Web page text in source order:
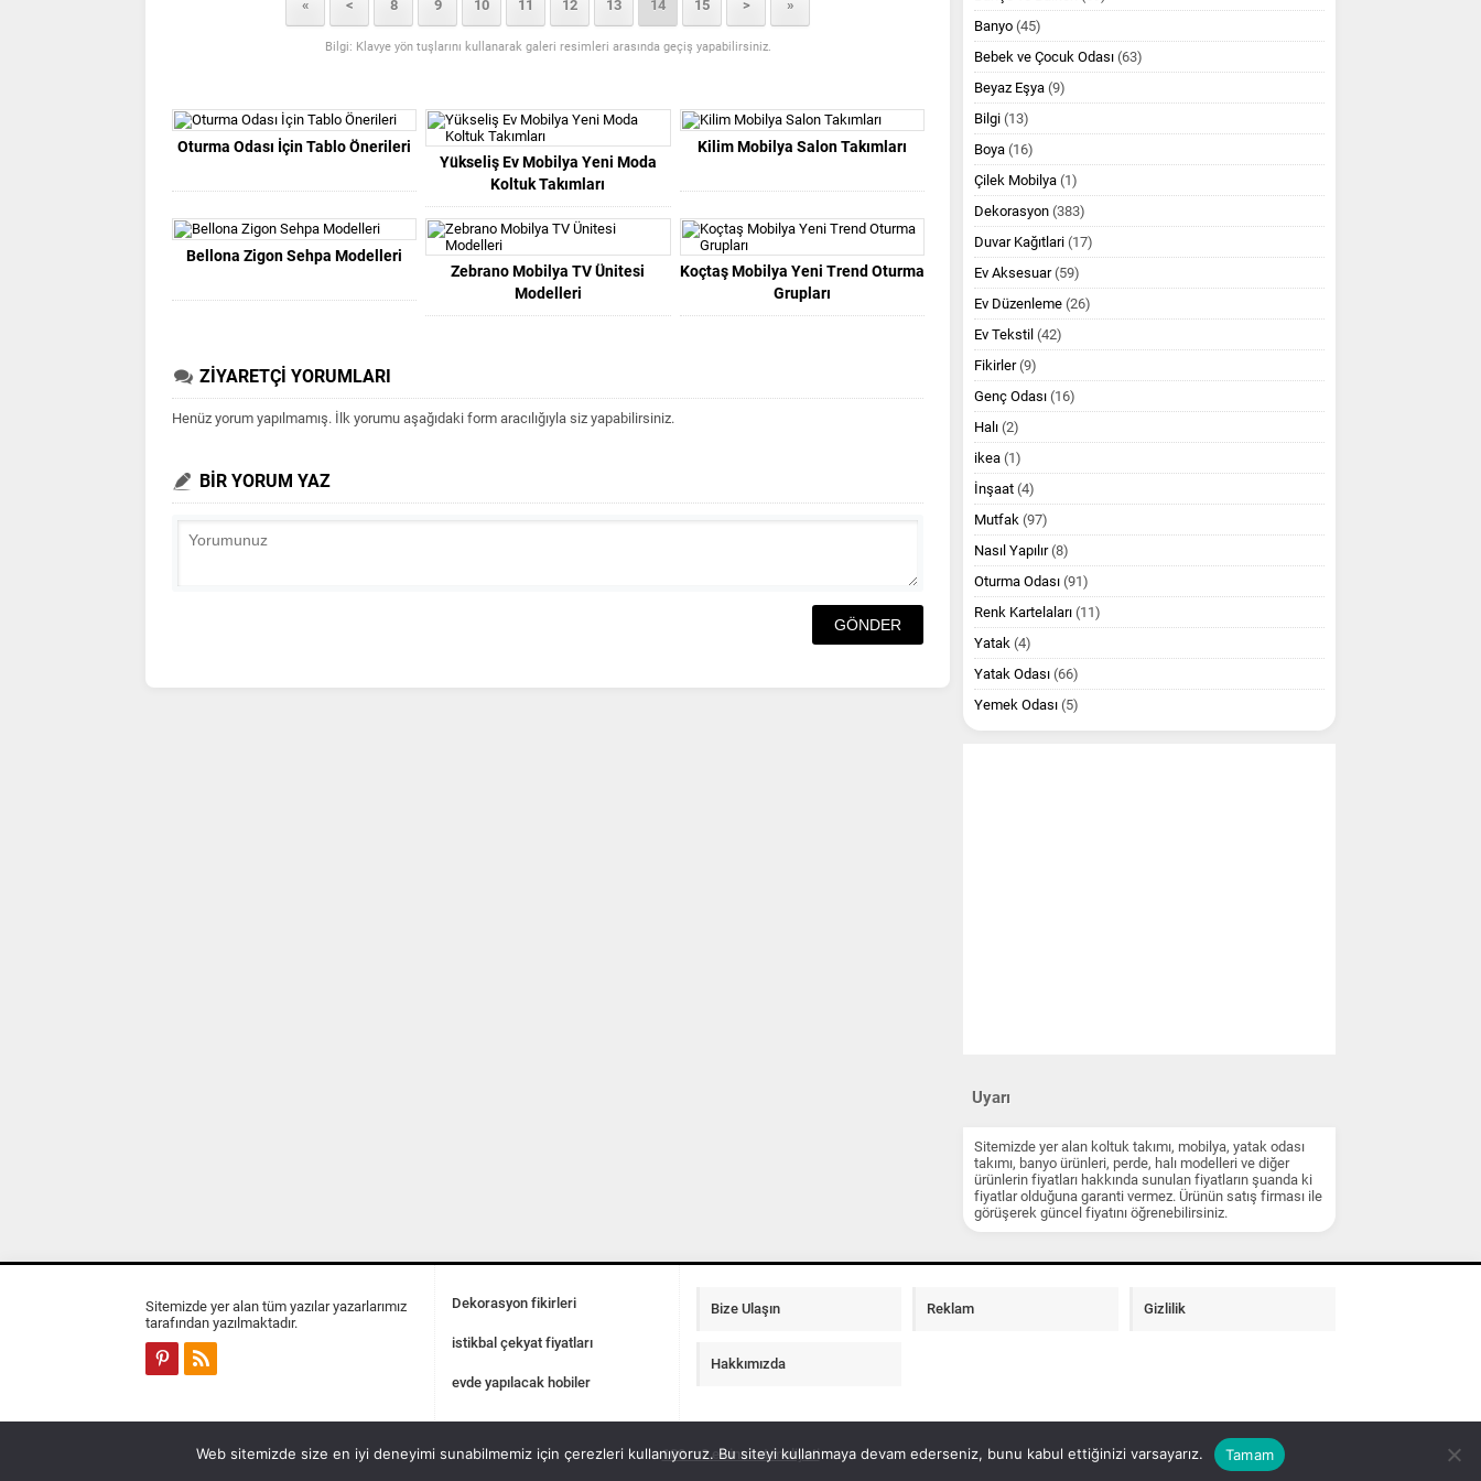
« < 8 9 10 11 12 13 14 15 > »
Bilgi: Klavye yön tuşlarını kullanarak galeri resimleri arasında geçiş yapabilirsiniz.
Oturma Odası İçin Tablo Önerileri
Yükseliş Ev Mobilya Yeni Moda
Koltuk Takımları
Kilim Mobilya Salon Takımları
Bellona Zigon Sehpa Modelleri
Zebrano Mobilya TV Ünitesi
Modelleri
Koçtaş Mobilya Yeni Trend Oturma
Grupları
ZİYARETÇİ YORUMLARI
Henüz yorum yapılmamış. İlk yorumu aşağıdaki form aracılığıyla siz yapabilirsiniz.
BİR YORUM YAZ
Banyo (45)
Bebek ve Çocuk Odası (63)
Beyaz Eşya (9)
Bilgi (13)
Boya (16)
Çilek Mobilya (1)
Dekorasyon (383)
Duvar Kağıtlari (17)
Ev Aksesuar(59)
Ev Düzenleme (26)
Ev Tekstil (42)
Fikirler(9)
Genç Odası (16)
Halı (2)
ikea (1)
İnşaat (4)
Mutfak (97)
Nasıl Yapılır(8)
Oturma Odası (91)
Renk Kartelaları (11)
Yatak (4)
Yatak Odası (66)
Yemek Odası (5)
Uyarı
Sitemizde yer alan koltuk takımı, mobilya, yatak odası
takımı, banyo ürünleri, perde, halı modelleri ve diğer
ürünlerin fiyatları hakkında sunulan fiyatların şuanda ki
fiyatlar olduğuna garanti vermez. Ürünün satış firması ile
görüşerek güncel fiyatını öğrenebilirsiniz.
Sitemizde yer alan tüm yazılar yazarlarımız
tarafından yazılmaktadır.
Dekorasyon fikirleri
istikbal çekyat fiyatları
evde yapılacak hobiler
Bize Ulaşın Reklam Gizlilik
Hakkımızda
100 m2 ev insaat maliyeti
Web sitemizde size en iyi deneyimi sunabilmemiz için çerezleri kullanıyoruz. Bu siteyi kullanmaya devam ederseniz, bunu kabul ettiğinizi varsayarız. Tamam